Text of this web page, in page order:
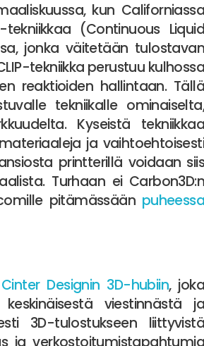
kun Californiassa
(Continuous Liquid
jonka väitetään tulostavan
tekniikka perustuu kulhossa
reaktioiden hallintaan. Tällä
tekniikalle ominaiselta,
Kyseistä tekniikkaa
ja vaihtoehtoisesti
printterillä voidaan siis
Turhaan ei Carbon3D:n
pitämässään puheessa
Cinter Designin 3D-hubiin, joka
viestinnästä ja
3D-tulostukseen liittyvistä
ja verkostoitumistapahtumia